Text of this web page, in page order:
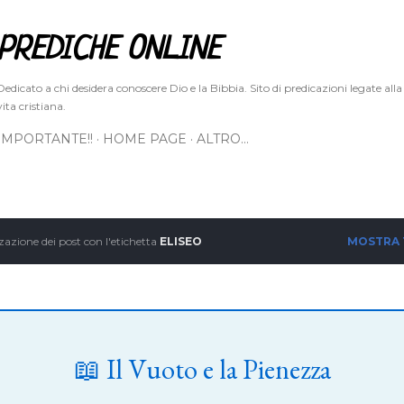
ONLINE
a chi desidera conoscere Dio e la Bibbia. Sito di predicazioni legate alla
cristiana.
HOME PAGE ALTRO…
dei post con l'etichetta ELISEO MOSTRA
📖 Il Vuoto e la Pienezza